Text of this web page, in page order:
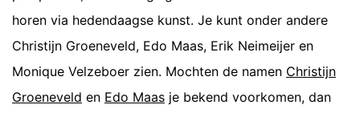
horen via hedendaagse kunst. Je kunt onder andere
Christijn Groeneveld, Edo Maas, Erik Neimeijer en
Monique Velzeboer zien. Mochten de namen Christijn
Groeneveld en Edo Maas je bekend voorkomen, dan